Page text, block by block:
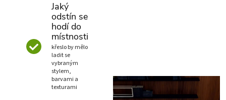
Jaký
odstín se
hodí do
místnosti
křeslo by mělo
ladit se
vybraným
stylem,
barvami a
texturami